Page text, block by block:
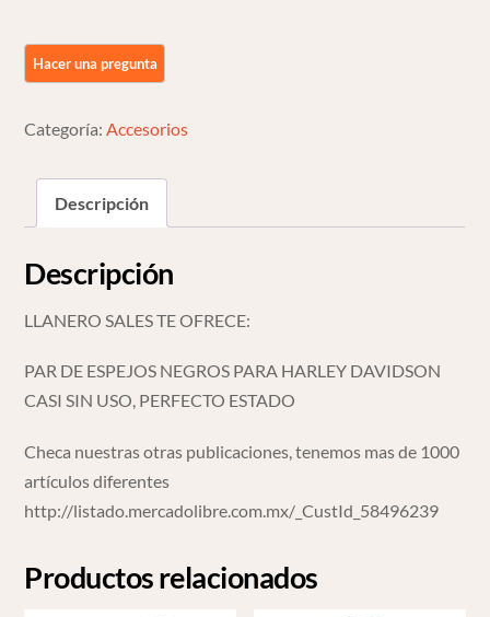
Davidson
Categoría: Accesorios
Descripción
Descripción
LLANERO SALES TE OFRECE:
PAR DE ESPEJOS NEGROS PARA HARLEY DAVIDSON
CASI SIN USO, PERFECTO ESTADO
Checa nuestras otras publicaciones, tenemos mas de 1000
artículos diferentes
http://listado.mercadolibre.com.mx/_CustId_58496239
Productos relacionados